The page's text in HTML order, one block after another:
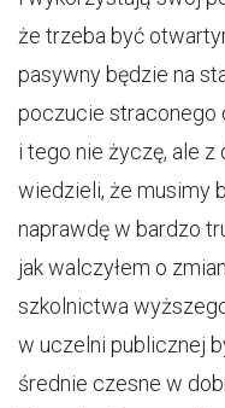
że trzeba być
pasywny będzie na
poczucie straconego
i tego nie życzę, ale
wiedzieli, że musimy
naprawdę w bardzo
jak walczyłem o
szkolnictwa
w uczelni publicznej
średnie czesne w